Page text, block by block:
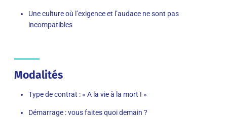
Une culture où l’exigence et l’audace ne sont pas
incompatibles
Modalités
Type de contrat : « A la vie à la mort ! »
Démarrage : vous faites quoi demain ?